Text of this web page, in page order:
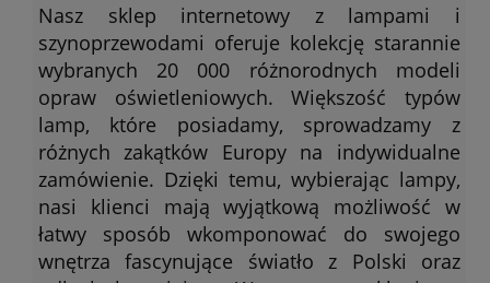
Nasz sklep internetowy z lampami i
szynoprzewodami oferuje kolekcję starannie
wybranych 20 000 różnorodnych modeli
opraw oświetleniowych. Większość typów
lamp, które posiadamy, sprowadzamy z
różnych zakątków Europy na indywidualne
zamówienie. Dzięki temu, wybierając lampy,
nasi klienci mają wyjątkową możliwość w
łatwy sposób wkomponować do swojego
wnętrza fascynujące światło z Polski oraz